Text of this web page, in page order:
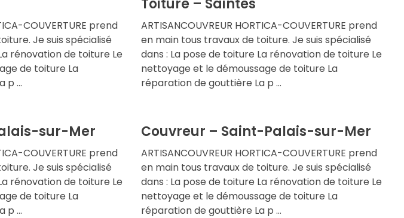
COUVERTURE prend
Je suis spécialisé
rénovation de toiture Le
de toiture La
p ...
Toiture – Saintes
ARTISANCOUVREUR HORTICA-COUVERTURE prend
en main tous travaux de toiture. Je suis spécialisé
dans : La pose de toiture La rénovation de toiture Le
nettoyage et le démoussage de toiture La
réparation de gouttière La p ...
sur-Mer
COUVERTURE prend
Je suis spécialisé
rénovation de toiture Le
de toiture La
p ...
Couvreur – Saint-Palais-sur-Mer
ARTISANCOUVREUR HORTICA-COUVERTURE prend
en main tous travaux de toiture. Je suis spécialisé
dans : La pose de toiture La rénovation de toiture Le
nettoyage et le démoussage de toiture La
réparation de gouttière La p ...